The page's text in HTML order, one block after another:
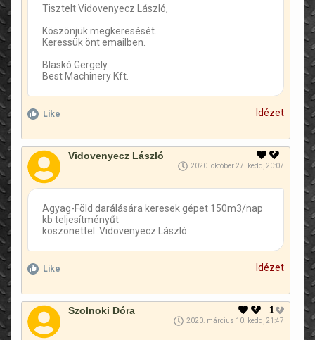
Tisztelt Vidovenyecz László,
Köszönjük megkeresését.
Keressük önt emailben.
Blaskó Gergely
Best Machinery Kft.
Like Idézet
Vidovenyecz László
2020. október 27. kedd, 20:07
Agyag-Föld darálására keresek gépet 150m3/nap
kb teljesítményűt
köszönettel :Vidovenyecz László
Like Idézet
1
Szolnoki Dóra
2020. március 10. kedd, 21:47